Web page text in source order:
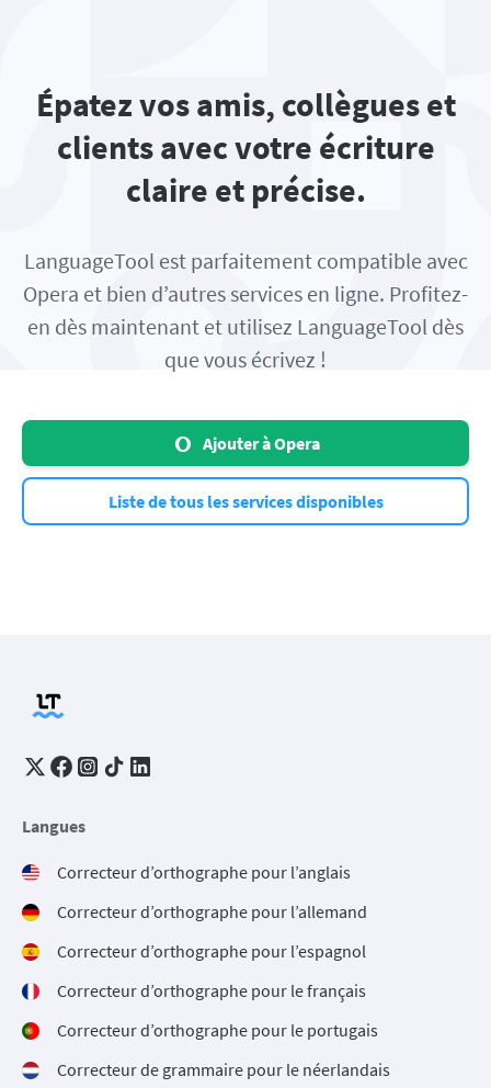
Épatez vos amis, collègues et
clients avec votre écriture
claire et précise.
LanguageTool est parfaitement compatible avec
Opera et bien d’autres services en ligne. Profitez-
en dès maintenant et utilisez LanguageTool dès
que vous écrivez !
Ajouter à Opera
Liste de tous les services disponibles
Langues
Correcteur d’orthographe pour l’anglais
Correcteur d’orthographe pour l’allemand
Correcteur d’orthographe pour l’espagnol
Correcteur d’orthographe pour le français
Correcteur d’orthographe pour le portugais
Correcteur de grammaire pour le néerlandais